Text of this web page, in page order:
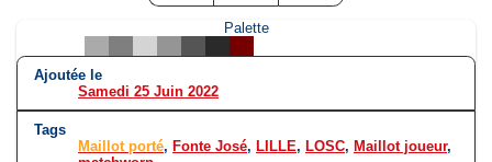
Palette
Ajoutée le
Samedi 25 Juin 2022
Tags
Maillot porté, Fonte José, LILLE, LOSC, Maillot joueur,